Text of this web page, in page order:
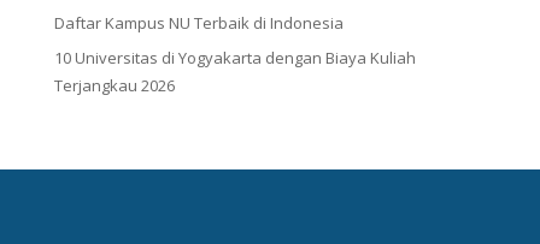
Daftar Kampus NU Terbaik di Indonesia
10 Universitas di Yogyakarta dengan Biaya Kuliah
Terjangkau 2026